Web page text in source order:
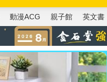
唯紅花綻放
奧德賽 路邊攤新作
動漫ACG 親子館 英文書